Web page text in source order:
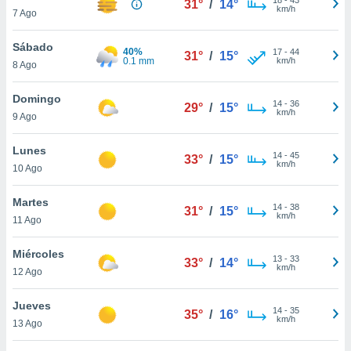
más
nuestra
y
de
disponible
cookies
aceptar
7 Ago
31° / 14°
km/h
Sábado
8 Ago
40%
0.1 mm
31° / 15° 17- 44
km/h
Domingo
9 Ago
29° / 15° 14- 36
km/h
Lunes
10 Ago
33° / 15° 14- 45
km/h
Martes
11 Ago
31° / 15° 14- 38
km/h
Miércoles
12 Ago
33° / 14° 13- 33
km/h
Jueves
13 Ago
35° / 16° 14- 35
km/h